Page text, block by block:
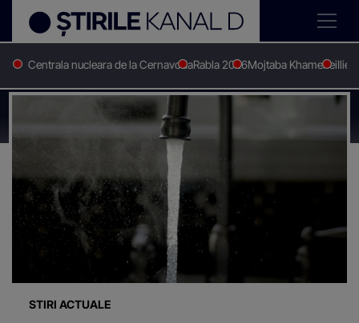
Centrala nucleara de la CernavodaRabla 2026Mojtaba KhameneiIlie
Stirile Kanal D Lucrari
Știri despre"Lucrari"
STIRI ACTUALE